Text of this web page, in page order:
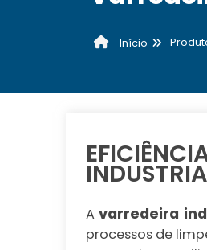
Início
Avarredeira
processos de